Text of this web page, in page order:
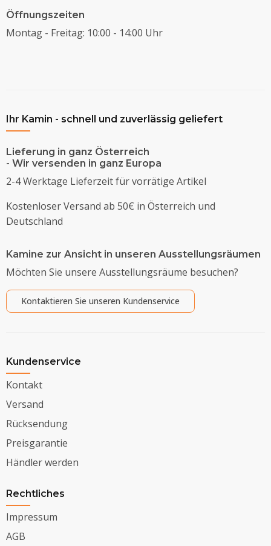
Öffnungszeiten
Montag - Freitag: 10:00 - 14:00 Uhr
Ihr Kamin - schnell und zuverlässig geliefert
Lieferung in ganz Österreich
- Wir versenden in ganz Europa
2-4 Werktage Lieferzeit für vorrätige Artikel
Kostenloser Versand ab 50€ in Österreich und
Deutschland
Kamine zur Ansicht in unseren Ausstellungsräumen
Möchten Sie unsere Ausstellungsräume besuchen?
Kontaktieren Sie unseren Kundenservice
Kundenservice
Kontakt
Versand
Rücksendung
Preisgarantie
Händler werden
Rechtliches
Impressum
AGB